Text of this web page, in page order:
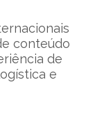
conteúdo
de
e